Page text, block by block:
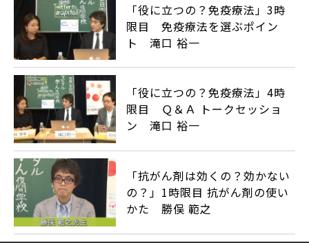
「役に立つの？免疫療法」3時
限目 免疫療法を選ぶポイン
ト 滝口 裕一
「役に立つの？免疫療法」4時
限目 Ｑ＆Ａ トークセッショ
ン 滝口 裕一
「抗がん剤は効くの？効かない
の？」1時限目 抗がん剤の使い
かた 勝俣 範之